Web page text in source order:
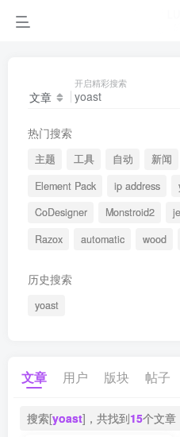
文章
开启精彩搜索
热门搜索
主题 工具 自动 新闻
Element Pack
ip address
CoDesigner
Monstroid2
Razox
automatic wood
历史搜索
yoast
文章 用户 版块 帖子
搜索[yoast]，共找到15个文章